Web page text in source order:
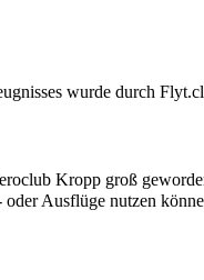
wurde durch
Kropp groß
Ausflüge nutzen